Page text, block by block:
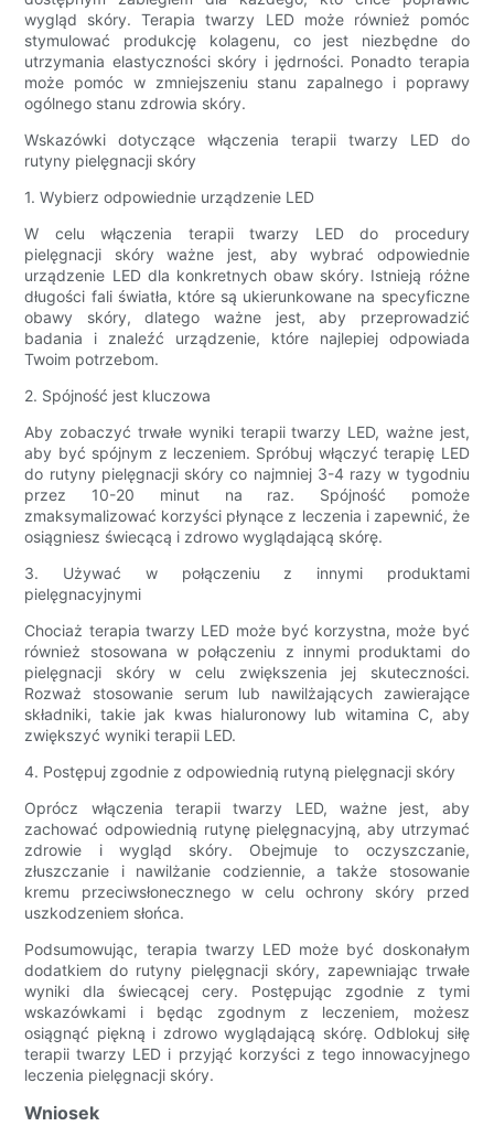
wygląd skóry. Terapia twarzy LED może również pomóc
stymulować produkcję kolagenu, co jest niezbędne do
utrzymania elastyczności skóry i jędrności. Ponadto terapia
może pomóc w zmniejszeniu stanu zapalnego i poprawy
ogólnego stanu zdrowia skóry.
Wskazówki dotyczące włączenia terapii twarzy LED do
rutyny pielęgnacji skóry
1. Wybierz odpowiednie urządzenie LED
W celu włączenia terapii twarzy LED do procedury
pielęgnacji skóry ważne jest, aby wybrać odpowiednie
urządzenie LED dla konkretnych obaw skóry. Istnieją różne
długości fali światła, które są ukierunkowane na specyficzne
obawy skóry, dlatego ważne jest, aby przeprowadzić
badania i znaleźć urządzenie, które najlepiej odpowiada
Twoim potrzebom.
2. Spójność jest kluczowa
Aby zobaczyć trwałe wyniki terapii twarzy LED, ważne jest,
aby być spójnym z leczeniem. Spróbuj włączyć terapię LED
do rutyny pielęgnacji skóry co najmniej 3-4 razy w tygodniu
przez 10-20 minut na raz. Spójność pomoże
zmaksymalizować korzyści płynące z leczenia i zapewnić, że
osiągniesz świecącą i zdrowo wyglądającą skórę.
3. Używać w połączeniu z innymi produktami
pielęgnacyjnymi
Chociaż terapia twarzy LED może być korzystna, może być
również stosowana w połączeniu z innymi produktami do
pielęgnacji skóry w celu zwiększenia jej skuteczności.
Rozważ stosowanie serum lub nawilżających zawierające
składniki, takie jak kwas hialuronowy lub witamina C, aby
zwiększyć wyniki terapii LED.
4. Postępuj zgodnie z odpowiednią rutyną pielęgnacji skóry
Oprócz włączenia terapii twarzy LED, ważne jest, aby
zachować odpowiednią rutynę pielęgnacyjną, aby utrzymać
zdrowie i wygląd skóry. Obejmuje to oczyszczanie,
złuszczanie i nawilżanie codziennie, a także stosowanie
kremu przeciwsłonecznego w celu ochrony skóry przed
uszkodzeniem słońca.
Podsumowując, terapia twarzy LED może być doskonałym
dodatkiem do rutyny pielęgnacji skóry, zapewniając trwałe
wyniki dla świecącej cery. Postępując zgodnie z tymi
wskazówkami i będąc zgodnym z leczeniem, możesz
osiągnąć piękną i zdrowo wyglądającą skórę. Odblokuj siłę
terapii twarzy LED i przyjąć korzyści z tego innowacyjnego
leczenia pielęgnacji skóry.
Wniosek